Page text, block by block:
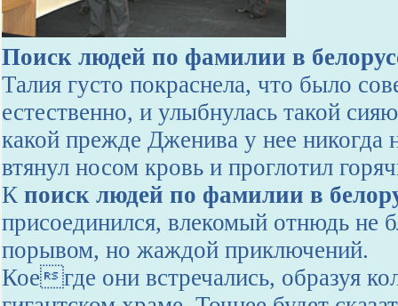
Поиск людей по фамилии в
Талия густо покраснела, что было
естественно, и улыбнулась такой
какой прежде Дженива у нее никогда
втянул носом кровь и проглотил
К поиск людей по фамилии в
присоединился, влекомый отнюдь не
порывом, но жаждой приключений.
Коегде они встречались, образуя